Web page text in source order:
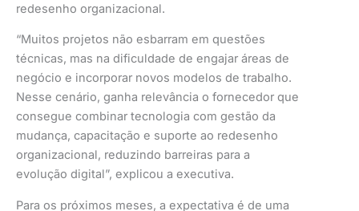
redesenho organizacional.
“Muitos projetos não esbarram em questões
técnicas, mas na dificuldade de engajar áreas de
negócio e incorporar novos modelos de trabalho.
Nesse cenário, ganha relevância o fornecedor que
consegue combinar tecnologia com gestão da
mudança, capacitação e suporte ao redesenho
organizacional, reduzindo barreiras para a
evolução digital”, explicou a executiva.
Para os próximos meses, a expectativa é de uma